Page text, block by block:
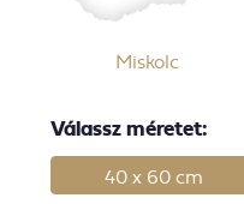
Miskolc
Válassz méretet:
40 x 60 cm